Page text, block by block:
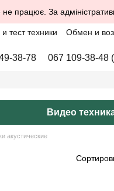
працює. За
тест техники Обмен и
38-78 067 109-38-48
Видео
акустические